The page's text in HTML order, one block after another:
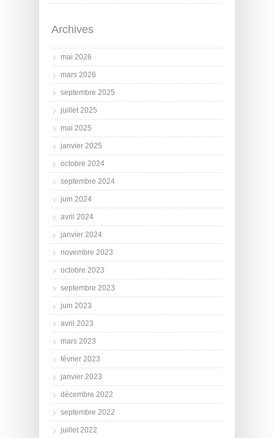
Archives
mai 2026
mars 2026
septembre 2025
juillet 2025
mai 2025
janvier 2025
octobre 2024
septembre 2024
juin 2024
avril 2024
janvier 2024
novembre 2023
octobre 2023
septembre 2023
juin 2023
avril 2023
mars 2023
février 2023
janvier 2023
décembre 2022
septembre 2022
juillet 2022